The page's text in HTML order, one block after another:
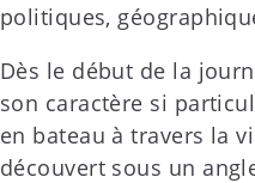
politiques,
Dès le début de la
son caractère si
en bateau à travers la
découvert sous un